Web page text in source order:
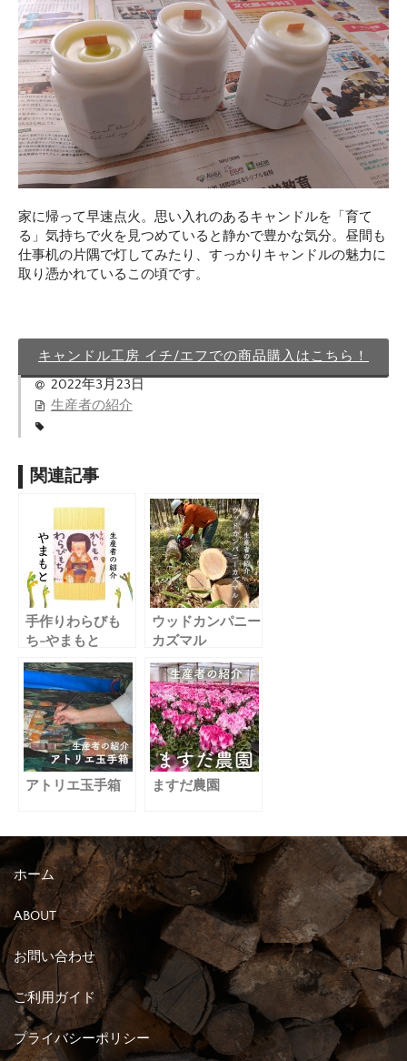
家に帰って早速点火。思い入れのあるキャンドルを「育て
る」気持ちで火を見つめていると静かで豊かな気分。昼間も
仕事机の片隅で灯してみたり、すっかりキャンドルの魅力に
取り憑かれているこの頃です。
キャンドル工房 イチ/エフでの商品購入はこちら！
2022年3月23日
生産者の紹介
関連記事
手作りわらびも
ち-やまもと
ウッドカンパニー
カズマル
アトリエ玉手箱 ますだ農園
ホーム
ABOUT
お問い合わせ
ご利用ガイド
プライバシーポリシー